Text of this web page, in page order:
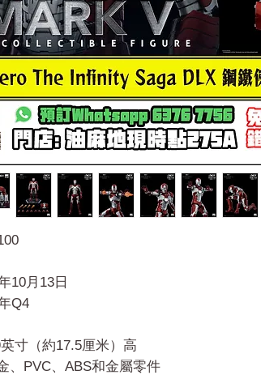
10月13日
Q4
寸（約17.5厘米）高
、PVC、ABS和金屬零件